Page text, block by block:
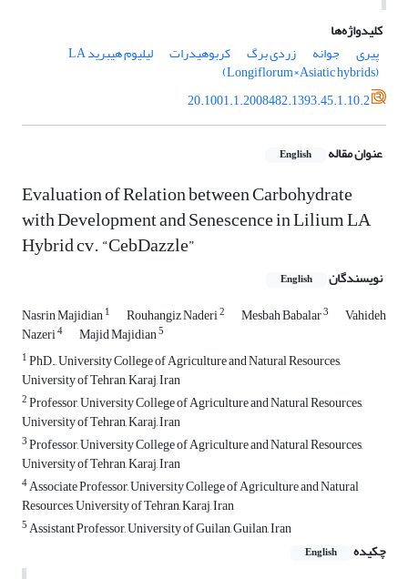
کلیدواژه‌ها
پیری
جوانه زردی برگ کربوهیدرات لیلیوم هیبرید LA
(Longiflorum×Asiatic hybrids)
20.1001.1.2008482.1393.45.1.10.2
عنوان مقاله English
Evaluation of Relation between Carbohydrate
with Development and Senescence in Lilium LA
Hybrid cv. “CebDazzle”
نویسندگان English
Nasrin Majidian1 Rouhangiz Naderi2 Mesbah Babalar3 Vahideh
Nazeri4 Majid Majidian5
1PhD., University College of Agriculture and Natural Resources,
University of Tehran, Karaj, Iran
2Professor, University College of Agriculture and Natural Resources,
University of Tehran, Karaj, Iran
3Professor, University College of Agriculture and Natural Resources,
University of Tehran, Karaj, Iran
4Associate Professor, University College of Agriculture and Natural
Resources, University of Tehran, Karaj, Iran
5Assistant Professor, University of Guilan, Guilan, Iran
چکیده
English